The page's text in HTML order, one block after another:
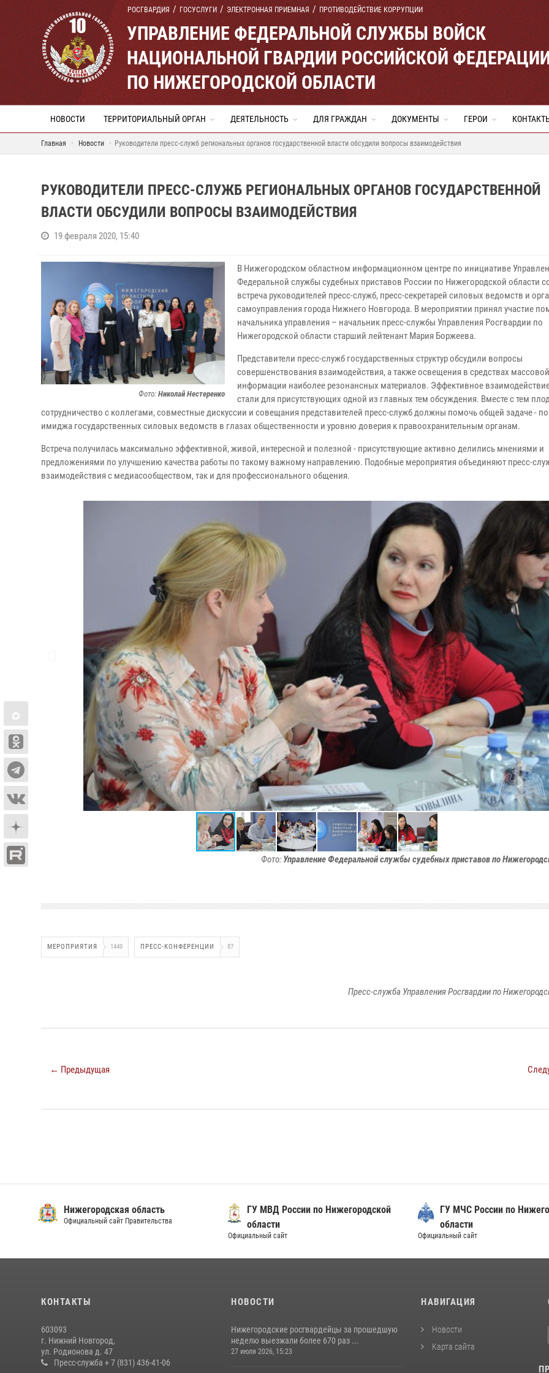
РОСГВАРДИЯ ГОСУСЛУГИ ЭЛЕКТРОННАЯ ПРИЕМНАЯ ПРОТИВОДЕЙСТВИЕ КОРРУПЦИИ
УПРАВЛЕНИЕ ФЕДЕРАЛЬНОЙ СЛУЖБЫ ВОЙСК
НАЦИОНАЛЬНОЙ ГВАРДИИ РОССИЙСКОЙ
ПО НИЖЕГОРОДСКОЙ ОБЛАСТИ
НОВОСТИ ТЕРРИТОРИАЛЬНЫЙ ОРГАН ДЕЯТЕЛЬНОСТЬ ДЛЯ ГРАЖДАН ДОКУМЕНТЫ ГЕРОИ
Главная Новости Руководители пресс-служб региональных органов государственной власти обсудили вопросы взаимодействия
РУКОВОДИТЕЛИ ПРЕСС-СЛУЖБ РЕГИОНАЛЬНЫХ ОРГАНОВ ГОСУДАРСТВЕННОЙ
ВЛАСТИ ОБСУДИЛИ ВОПРОСЫ ВЗАИМОДЕЙСТВИЯ
19 февраля 2020, 15:40
Фото: Николай Нестеренко
В Нижегородском областном информационном центре по инициативе
Федеральной службы судебных приставов России по Нижегородской области
встреча руководителей пресс-служб, пресс-секретарей силовых ведомств и
самоуправления города Нижнего Новгорода. В мероприятии принял участие
начальника управления – начальник пресс-службы Управления Росгвардии по
Нижегородской области старший лейтенант Мария Боржеева.
Представители пресс-служб государственных структур обсудили вопросы
совершенствования взаимодействия, а также освещения в средствах массовой
информации наиболее резонансных материалов. Эффективное
стали для присутствующих одной из главных тем обсуждения. Вместе с тем
сотрудничество с коллегами, совместные дискуссии и совещания представителей пресс-служб должны помочь общей задаче -
имиджа государственных силовых ведомств в глазах общественности и уровню доверия к правоохранительным органам.
Встреча получилась максимально эффективной, живой, интересной и полезной - присутствующие активно делились мнениями и
предложениями по улучшению качества работы по такому важному направлению. Подобные мероприятия объединяют пресс-
взаимодействия с медиасообществом, так и для профессионального общения.
Фото: Управление Федеральной службы судебных приставов по
МЕРОПРИЯТИЯ 1449 ПРЕСС-КОНФЕРЕНЦИИ 87
Пресс-служба Управления Росгвардии по
← Предыдущая
Нижегородская область
Официальный сайт Правительства
ГУ МВД России по Нижегородской
области
Официальный сайт
ГУ МЧС России по
области
Официальный сайт
КОНТАКТЫ
603093
г. Нижний Новгород,
ул. Родионова д. 47
Пресс-служба + 7 (831) 436-41-06
НОВОСТИ
Нижегородские росгвардейцы за прошедшую
неделю выезжали более 670 раз ...
27 июля 2026, 15:23
НАВИГАЦИЯ
Новости
Карта сайта